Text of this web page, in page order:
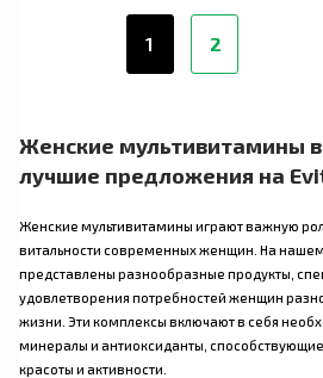
1 2
Женские мультивитамины в
лучшие предложения на
Женские мультивитамины играют важную
витальности современных женщин. На нашем
представлены разнообразные продукты,
удовлетворения потребностей женщин
жизни. Эти комплексы включают в себя
минералы и антиоксиданты,
красоты и активности.